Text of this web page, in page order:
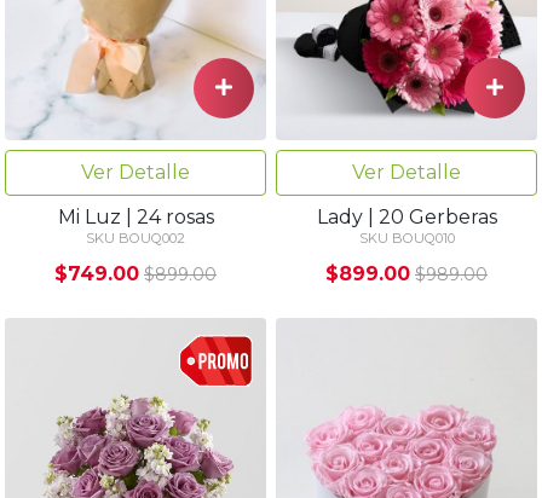
Ver Detalle
Mi Luz | 24 rosas
SKU BOUQ002
$749.00 $899.00
Ver Detalle
Lady | 20 Gerberas
SKU BOUQ010
$899.00 $989.00